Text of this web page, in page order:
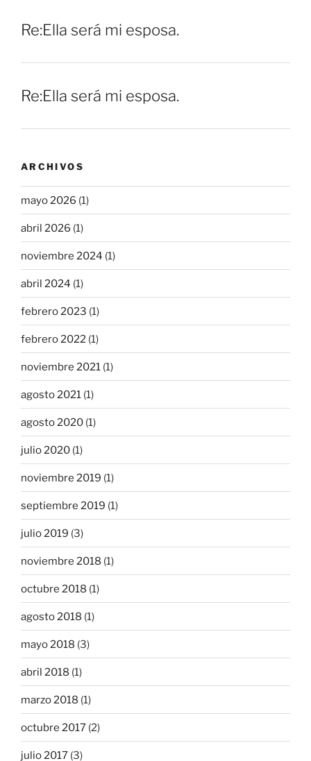
Re:Ella será mi esposa.
Re:Ella será mi esposa.
ARCHIVOS
mayo 2026 (1)
abril 2026 (1)
noviembre 2024 (1)
abril 2024 (1)
febrero 2023 (1)
febrero 2022 (1)
noviembre 2021 (1)
agosto 2021 (1)
agosto 2020 (1)
julio 2020 (1)
noviembre 2019 (1)
septiembre 2019 (1)
julio 2019 (3)
noviembre 2018 (1)
octubre 2018 (1)
agosto 2018 (1)
mayo 2018 (3)
abril 2018 (1)
marzo 2018 (1)
octubre 2017 (2)
julio 2017 (3)